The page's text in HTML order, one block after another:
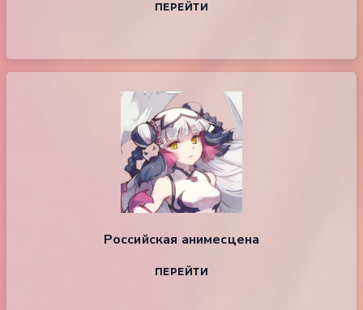
ПЕРЕЙТИ
Российская анимесцена
ПЕРЕЙТИ